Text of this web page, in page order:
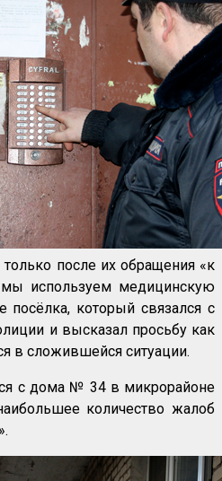
после их обращения «к
мы используем медицинскую
который связался с
и высказал просьбу как
в сложившейся ситуации.
с дома № 34 в микрорайоне
количество жалоб